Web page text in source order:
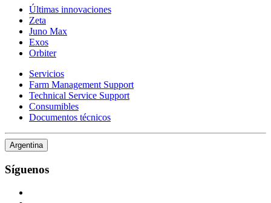
Últimas innovaciones
Zeta
Juno Max
Exos
Orbiter
Servicios
Farm Management Support
Technical Service Support
Consumibles
Documentos técnicos
Argentina
Síguenos